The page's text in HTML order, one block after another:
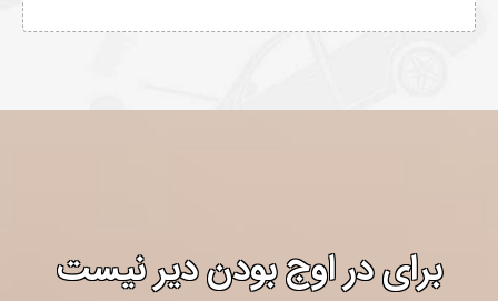
برای در اوج بودن دیر نیست